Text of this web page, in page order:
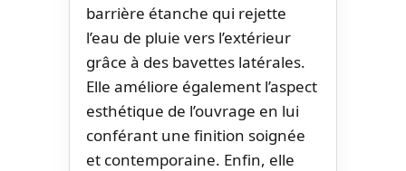
barrière étanche qui rejette
l’eau de pluie vers l’extérieur
grâce à des bavettes latérales.
Elle améliore également l’aspect
esthétique de l’ouvrage en lui
conférant une finition soignée
et contemporaine. Enfin, elle